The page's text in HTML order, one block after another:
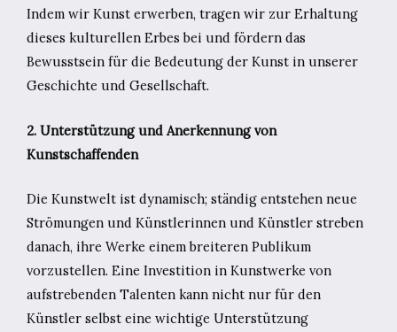
Indem wir Kunst erwerben, tragen wir zur Erhaltung
dieses kulturellen Erbes bei und fördern das
Bewusstsein für die Bedeutung der Kunst in unserer
Geschichte und Gesellschaft.
2. Unterstützung und Anerkennung von
Kunstschaffenden
Die Kunstwelt ist dynamisch; ständig entstehen neue
Strömungen und Künstlerinnen und Künstler streben
danach, ihre Werke einem breiteren Publikum
vorzustellen. Eine Investition in Kunstwerke von
aufstrebenden Talenten kann nicht nur für den
Künstler selbst eine wichtige Unterstützung